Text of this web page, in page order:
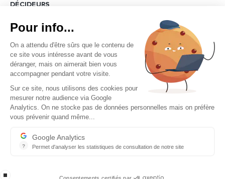
DÉCIDEURS
politique des pays du pourtour de la Méditerranée.
Copyright © 2026 - Tous droits réservés
Qui sommes-nous ?
Contact
Mentions légales
Pour info...
On a attendu d'être sûrs que le contenu de
ce site vous intéresse avant de vous
déranger, mais on aimerait bien vous
accompagner pendant votre visite.
Sur ce site, nous utilisons des cookies pour
mesurer notre audience via Google
Analytics. On ne stocke pas de données personnelles mais on préfère
vous prévenir quand même...
?
Google Analytics
Permet d'analyser les statistiques de consultation de notre site
stop loading Consentements certifiés par